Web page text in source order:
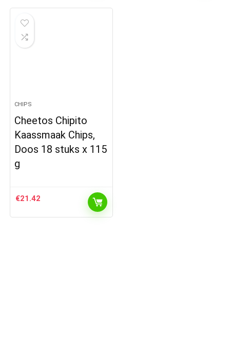
CHIPS
Cheetos Chipito
Kaassmaak Chips,
Doos 18 stuks x 115
g
€21.42